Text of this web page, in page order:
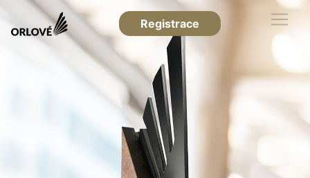
Registrace